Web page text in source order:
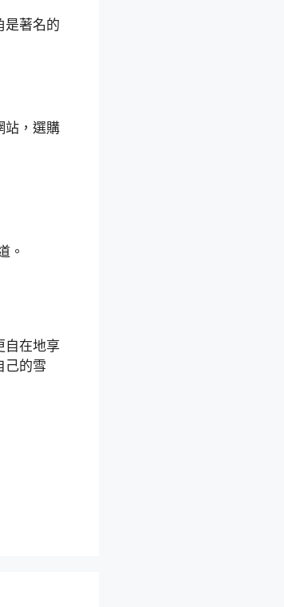
是著名的
站，選購
。
自在地享
己的雪